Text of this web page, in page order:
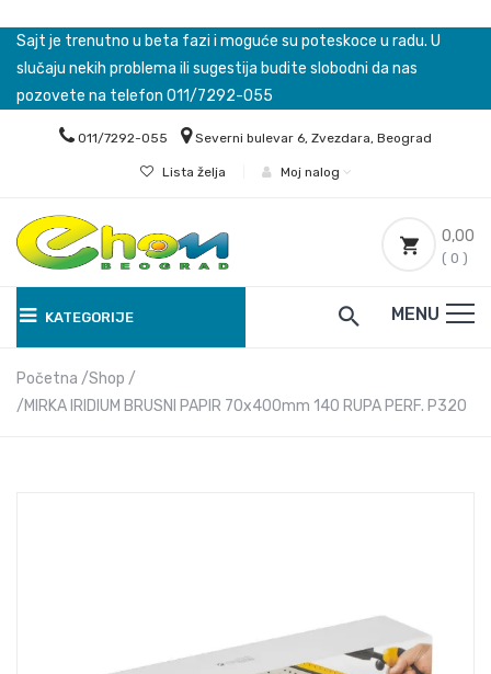
Sajt je trenutno u beta fazi i moguće su poteskoce u radu. U
slučaju nekih problema ili sugestija budite slobodni da nas
pozovete na telefon 011/7292-055
011/7292-055 Severni bulevar 6, Zvezdara, Beograd
Lista želja Moj nalog
0,00
( 0 )
KATEGORIJE MENU
Početna
Shop
MIRKA IRIDIUM BRUSNI PAPIR 70x400mm 140 RUPA PERF. P320